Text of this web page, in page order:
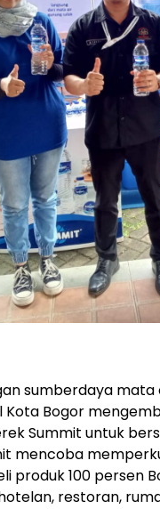
sumberdaya
Kota Bogor
Summit untuk
mencoba
produk 100 persen
restoran,